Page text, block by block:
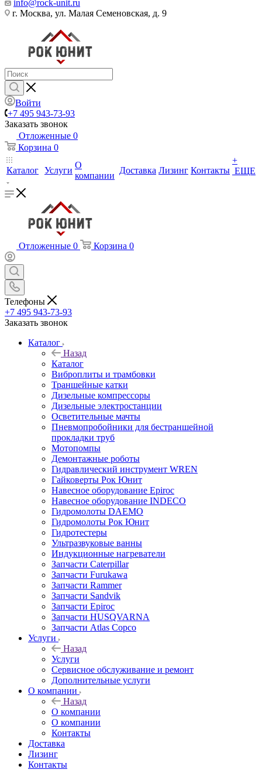
info@rock-unit.ru
г. Москва, ул. Малая Семеновская, д. 9
Войти
+7 495 943-73-93
Заказать звонок
Отложенные 0
Корзина 0
Каталог Услуги
О
компании
Доставка Лизинг Контакты
+
ЕЩЕ
Отложенные 0 Корзина 0
Телефоны
+7 495 943-73-93
Заказать звонок
Каталог
Назад
Каталог
Виброплиты и трамбовки
Траншейные катки
Дизельные компрессоры
Дизельные электростанции
Осветительные мачты
Пневмопробойники для бестраншейной
прокладки труб
Мотопомпы
Демонтажные роботы
Гидравлический инструмент WREN
Гайковерты Рок Юнит
Навесное оборудование Epiroc
Навесное оборудование INDECO
Гидромолоты DAEMO
Гидромолоты Рок Юнит
Гидротестеры
Ультразвуковые ванны
Индукционные нагреватели
Запчасти Caterpillar
Запчасти Furukawa
Запчасти Rammer
Запчасти Sandvik
Запчасти Epiroc
Запчасти HUSQVARNA
Запчасти Atlas Copco
Услуги
Назад
Услуги
Сервисное обслуживание и ремонт
Дополнительные услуги
О компании
Назад
О компании
О компании
Контакты
Доставка
Лизинг
Контакты